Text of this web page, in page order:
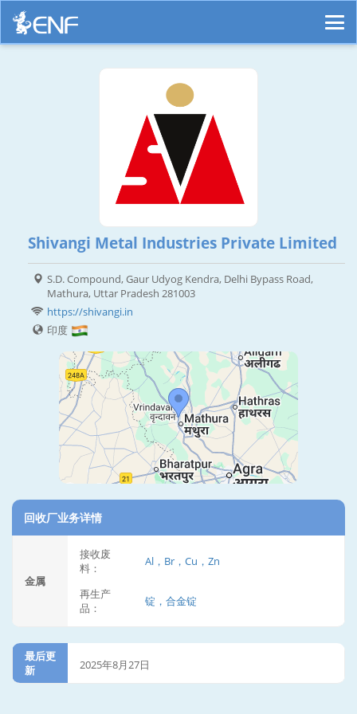
Shivangi Metal Industries Private Limited
S.D. Compound, Gaur Udyog Kendra, Delhi Bypass Road,
Mathura, Uttar Pradesh 281003
https://shivangi.in
印度
回收厂业务详情
金属
接收废
料：
Al，Br，Cu，Zn
再生产
品：
锭，合金锭
最后更
新
2025年8月27日